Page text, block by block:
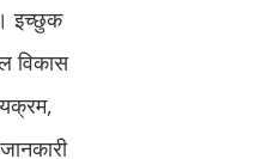
इच्छुक
विकास